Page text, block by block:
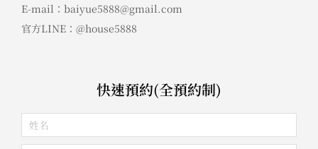
E-mail：baiyue5888@gmail.com
官方LINE：@house5888
快速預約(全預約制)